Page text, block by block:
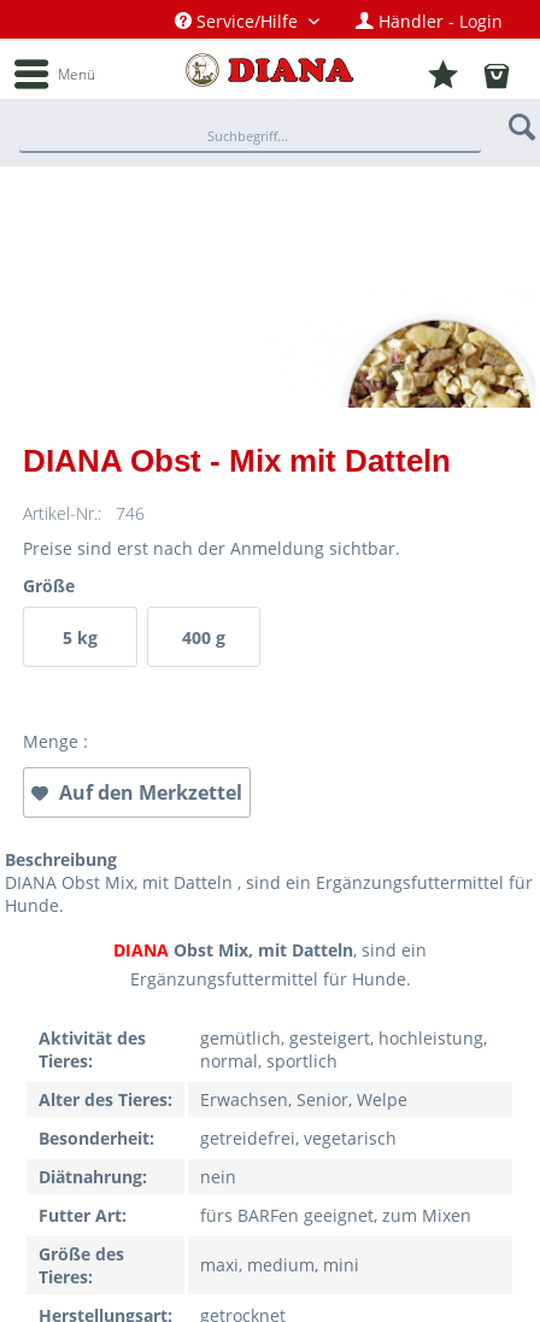
Service/Hilfe Händler - Login
Menü
DIANA Obst - Mix mit Datteln
Artikel-Nr.:
746
Preise sind erst nach der Anmeldung sichtbar.
Größe
5 kg 400 g
Menge :
Auf den Merkzettel
Beschreibung
DIANA Obst Mix, mit Datteln , sind ein Ergänzungsfuttermittel für
Hunde.
DIANA Obst Mix, mit Datteln, sind ein
Ergänzungsfuttermittel für Hunde.
Aktivität des
Tieres:
gemütlich, gesteigert, hochleistung,
normal, sportlich
Alter des Tieres:
Erwachsen, Senior, Welpe
Besonderheit:
getreidefrei, vegetarisch
Diätnahrung:
nein
Futter Art:
fürs BARFen geeignet, zum Mixen
Größe des
Tieres:
maxi, medium, mini
Herstellungsart: getrocknet